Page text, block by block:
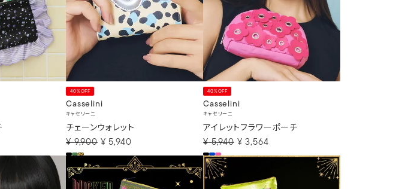
40%OFF
Casselini
キャセリーニ
チェーンウォレット
¥ 9,900 ¥ 5,940
40%OFF
Casselini
キャセリーニ
アイレットフラワーポーチ
¥ 5,940 ¥ 3,564